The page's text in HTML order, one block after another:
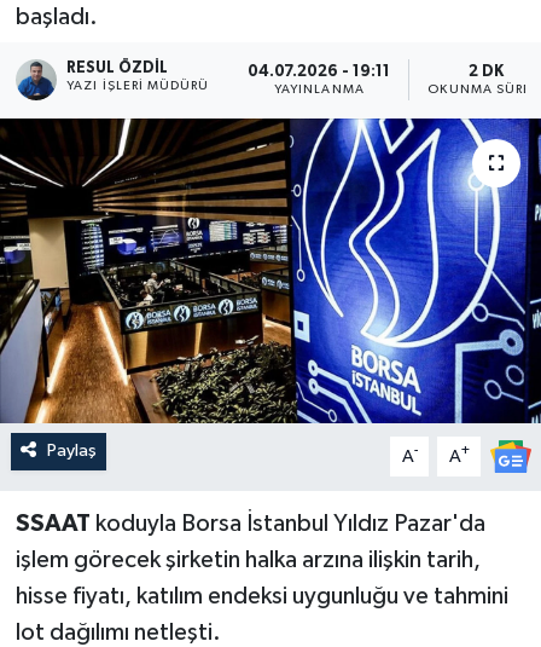
başladı.
RESUL ÖZDIL
YAZI İŞLERI MÜDÜRÜ
04.07.2026 - 19:11
YAYINLANMA
2 DK
OKUNMA
Paylaş A- A+
SSAAT koduyla Borsa İstanbul Yıldız Pazar'da
işlem görecek şirketin halka arzına ilişkin tarih,
hisse fiyatı, katılım endeksi uygunluğu ve tahmini
lot dağılımı netleşti.